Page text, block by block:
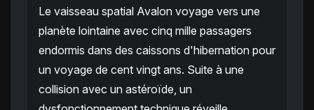
Le vaisseau spatial Avalon voyage vers une
planète lointaine avec cinq mille passagers
endormis dans des caissons d'hibernation pour
un voyage de cent vingt ans. Suite à une
collision avec un astéroïde, un